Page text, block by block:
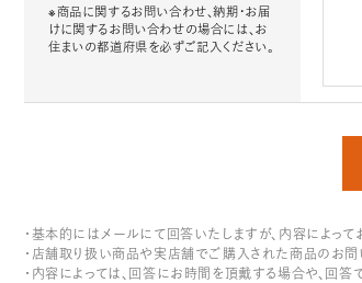
※商品に関するお問い合わせ、納期・お届
けに関するお問い合わせの場合には、お
住まいの都道府県を必ずご記入ください。
・基本的にはメールにて回答いたしますが、内容によっ
・店舗取り扱い商品や実店舗でご購入された商品のお
・内容によっては、回答にお時間を頂戴する場合や、回答